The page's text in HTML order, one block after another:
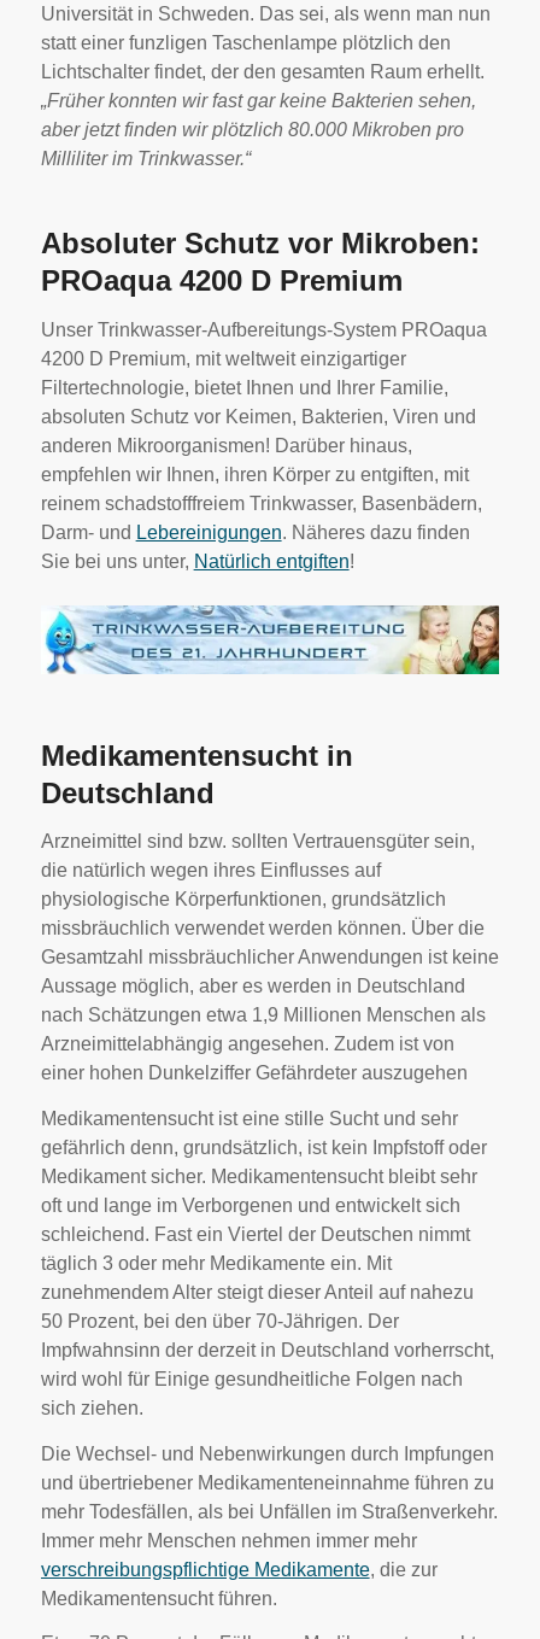
Universität in Schweden. Das sei, als wenn man nun
statt einer funzligen Taschenlampe plötzlich den
Lichtschalter findet, der den gesamten Raum erhellt.
„Früher konnten wir fast gar keine Bakterien sehen,
aber jetzt finden wir plötzlich 80.000 Mikroben pro
Milliliter im Trinkwasser.“
Absoluter Schutz vor Mikroben:
PROaqua 4200 D Premium
Unser Trinkwasser-Aufbereitungs-System PROaqua
4200 D Premium, mit weltweit einzigartiger
Filtertechnologie, bietet Ihnen und Ihrer Familie,
absoluten Schutz vor Keimen, Bakterien, Viren und
anderen Mikroorganismen! Darüber hinaus,
empfehlen wir Ihnen, ihren Körper zu entgiften, mit
reinem schadstofffreiem Trinkwasser, Basenbädern,
Darm- und Lebereinigungen. Näheres dazu finden
Sie bei uns unter, Natürlich entgiften!
Medikamentensucht in
Deutschland
Arzneimittel sind bzw. sollten Vertrauensgüter sein,
die natürlich wegen ihres Einflusses auf
physiologische Körperfunktionen, grundsätzlich
missbräuchlich verwendet werden können. Über die
Gesamtzahl missbräuchlicher Anwendungen ist keine
Aussage möglich, aber es werden in Deutschland
nach Schätzungen etwa 1,9 Millionen Menschen als
Arzneimittelabhängig angesehen. Zudem ist von
einer hohen Dunkelziffer Gefährdeter auszugehen
Medikamentensucht ist eine stille Sucht und sehr
gefährlich denn, grundsätzlich, ist kein Impfstoff oder
Medikament sicher. Medikamentensucht bleibt sehr
oft und lange im Verborgenen und entwickelt sich
schleichend. Fast ein Viertel der Deutschen nimmt
täglich 3 oder mehr Medikamente ein. Mit
zunehmendem Alter steigt dieser Anteil auf nahezu
50 Prozent, bei den über 70-Jährigen. Der
Impfwahnsinn der derzeit in Deutschland vorherrscht,
wird wohl für Einige gesundheitliche Folgen nach
sich ziehen.
Die Wechsel- und Nebenwirkungen durch Impfungen
und übertriebener Medikamenteneinnahme führen zu
mehr Todesfällen, als bei Unfällen im Straßenverkehr.
Immer mehr Menschen nehmen immer mehr
verschreibungspflichtige Medikamente, die zur
Medikamentensucht führen.